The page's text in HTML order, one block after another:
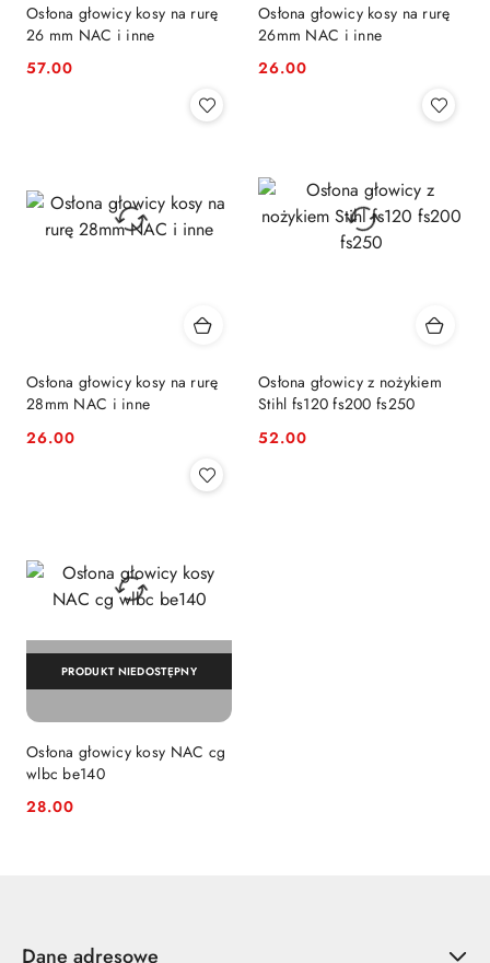
Osłona głowicy kosy na rurę
26 mm NAC i inne
Cena:
57.00
Osłona głowicy kosy na rurę
26mm NAC i inne
Cena:
26.00
Osłona głowicy kosy na rurę
28mm NAC i inne
Cena:
26.00
Osłona głowicy z nożykiem
Stihl fs120 fs200 fs250
Cena:
52.00
Osłona głowicy kosy NAC cg
wlbc be140
Cena:
28.00
PRODUKT NIEDOSTĘPNY
Dane adresowe